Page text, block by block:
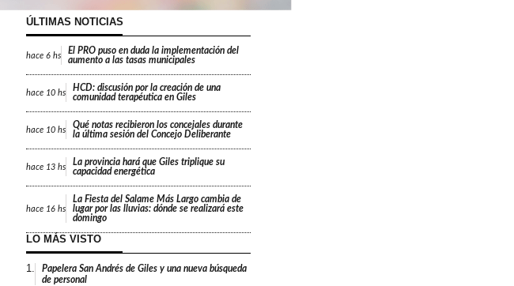
ÚLTIMAS NOTICIAS
hace 6 hs
El PRO puso en duda la implementación del
aumento a las tasas municipales
hace 10 hs
HCD: discusión por la creación de una
comunidad terapéutica en Giles
hace 10 hs
Qué notas recibieron los concejales durante
la última sesión del Concejo Deliberante
hace 13 hs
La provincia hará que Giles triplique su
capacidad energética
hace 16 hs
La Fiesta del Salame Más Largo cambia de
lugar por las lluvias: dónde se realizará este
domingo
LO MÁS VISTO
1.
Papelera San Andrés de Giles y una nueva búsqueda
de personal